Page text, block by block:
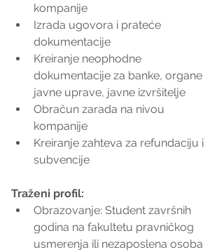
kompanije
Izrada ugovora i prateće
dokumentacije
Kreiranje neophodne
dokumentacije za banke, organe
javne uprave, javne izvršitelje
Obračun zarada na nivou
kompanije
Kreiranje zahteva za refundaciju i
subvencije
Traženi profil:
Obrazovanje: Student završnih
godina na fakultetu pravničkog
usmerenja ili nezaposlena osoba